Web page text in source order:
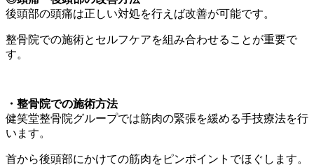
後頭部の頭痛は正しい対処を行えば改善が可能です。
整骨院での施術とセルフケアを組み合わせることが重要で
す。
・整骨院での施術方法
健笑堂整骨院グループでは筋肉の緊張を緩める手技療法を行
います。
首から後頭部にかけての筋肉をピンポイントでほぐします。